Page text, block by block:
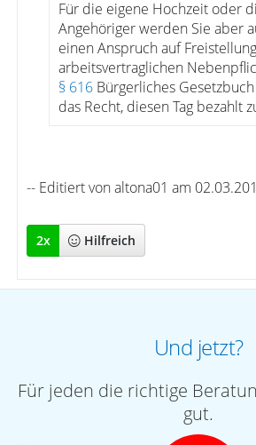
Für die eigene Hochzeit oder
Angehöriger werden Sie aber
einen Anspruch auf
arbeitsvertraglichen
§ 616Bürgerliches
das Recht, diesen Tag bezahlt
-- Editiert von altona01 am
2x Hilfreich
Und jetzt?
Für jeden die richtige
gut.